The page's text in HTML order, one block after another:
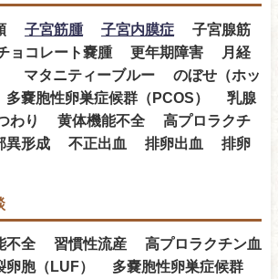
子宮筋腫 子宮内膜症 子宮腺筋
コレート嚢腫 更年期障害 月経
マタニティーブルー のぼせ（ホッ
多嚢胞性卵巣症候群（PCOS） 乳腺
り 黄体機能不全 高プロラクチ
異形成 不正出血 排卵出血 排卵
不全 習慣性流産 高プロラクチン血
胞（LUF） 多嚢胞性卵巣症候群